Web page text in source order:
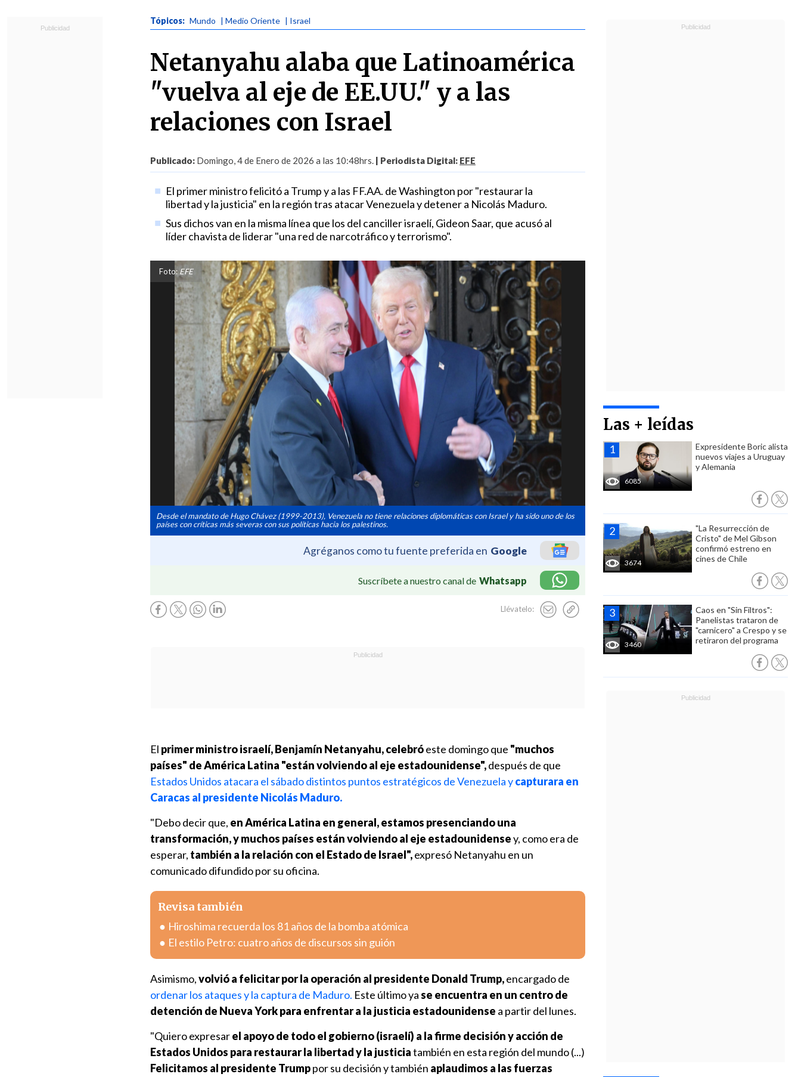
Tópicos: Mundo | Medio Oriente | Israel
Netanyahu alaba que Latinoamérica
"vuelva al eje de EE.UU." y a las
relaciones con Israel
Publicado: Domingo, 4 de Enero de 2026 a las 10:48hrs. | Periodista Digital: EFE
El primer ministro felicitó a Trump y a las FF.AA. de Washington por "restaurar la
libertad y la justicia" en la región tras atacar Venezuela y detener a Nicolás Maduro.
Sus dichos van en la misma línea que los del canciller israelí, Gideon Saar, que acusó al
líder chavista de liderar "una red de narcotráfico y terrorismo".
Foto: EFE
Desde el mandato de Hugo Chávez (1999-2013), Venezuela no tiene relaciones diplomáticas con Israel y ha sido uno de los
países con críticas más severas con sus políticas hacia los palestinos.
Agréganos como tu fuente preferida en Google
Suscríbete a nuestro canal de Whatsapp
Llévatelo:
Las + leídas
6085
Expresidente Boric alista
nuevos viajes a Uruguay
y Alemania
3674
"La Resurrección de
Cristo" de Mel Gibson
confirmó estreno en
cines de Chile
3460
Caos en "Sin Filtros":
Panelistas trataron de
"carnicero" a Crespo y se
retiraron del programa
El primer ministro israelí, Benjamín Netanyahu,celebróeste domingo que "muchos
países" de América Latina "están volviendo al eje estadounidense",después de que
Estados Unidos atacara el sábado distintos puntos estratégicos de Venezuela ycapturara en
Caracas al presidente Nicolás Maduro.
"Debo decir que, en América Latina en general, estamos presenciando una
transformación,y muchos países están volviendo al eje estadounidensey, como era de
esperar, también a la relación con el Estado de Israel",expresó Netanyahu en un
comunicado difundido por su oficina.
Revisa también
Hiroshima recuerda los 81 años de la bomba atómica
El estilo Petro: cuatro años de discursos sin guión
Asimismo,volvió a felicitar por la operación al presidente Donald Trump,encargado de
ordenar los ataques y la captura de Maduro. Este último yase encuentra en un centro de
detención de Nueva York para enfrentar a la justicia estadounidense a partir del lunes.
"Quiero expresarel apoyo de todo el gobierno (israelí) a la firme decisión y acción de
Estados Unidos para restaurar la libertad y la justiciatambién en esta región del mundo (...)
Felicitamos al presidente Trumppor su decisión y también aplaudimos a las fuerzas